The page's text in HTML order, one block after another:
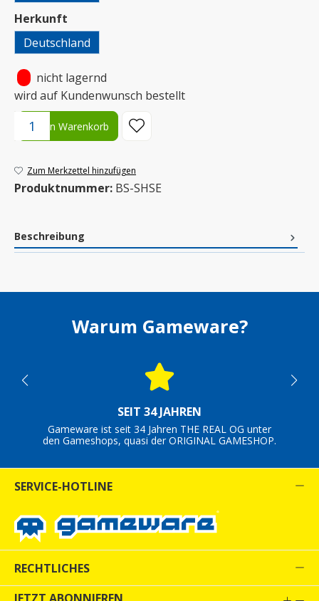
Herkunft
Deutschland
nicht lagernd
wird auf Kundenwunsch bestellt
Produkt Anzahl: Gib den gewünschten Wert ein oder benutze
In den Warenkorb
Zum Merkzettel hinzufügen
Produktnummer: BS-SHSE
Beschreibung
Warum Gameware?
SEIT 34 JAHREN
Gameware ist seit 34 Jahren THE REAL OG unter
den Gameshops, quasi der ORIGINAL GAMESHOP.
SERVICE-HOTLINE
RECHTLICHES